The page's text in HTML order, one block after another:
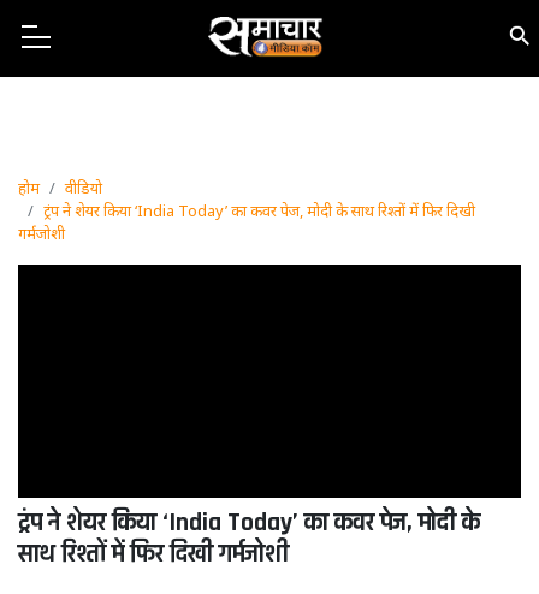
होम
वीडियो
ट्रंप ने शेयर किया ‘India Today’ का कवर पेज, मोदी के साथ रिश्तों में फिर दिखी
गर्मजोशी
ट्रंप ने शेयर किया ‘India Today’ का कवर पेज, मोदी के
साथ रिश्तों में फिर दिखी गर्मजोशी